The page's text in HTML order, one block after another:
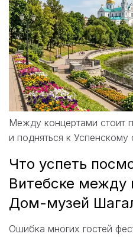
Между концертами стоит
и подняться к Успенскому
Что успеть
Витебске между
Дом-музей
Ошибка многих гостей